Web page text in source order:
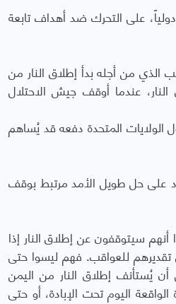
على التحرك ضد أهداف تابعة
الذي من أجله بدأ إطلاق النار من
عندما أوقف جيش الاحتلال
الولايات المتحدة دفعه قد يُساهم
على حل طويل الأمد مرتبط بوقف
سيتوقفون عن إطلاق النار إذا
للعواقب. فهم ليسوا حتى
يُستأنف إطلاق النار من اليمن
اليوم تحت الإبادة، أو حتى